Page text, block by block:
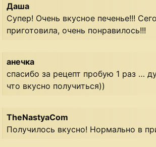
Даша
Супер! Очень вкусное печенье!!!
приготовила, очень понравилось!!!
анечка
спасибо за рецепт пробую 1 раз …
что вкусно получиться))
TheNastyaCom
Получилось вкусно! Нормально в